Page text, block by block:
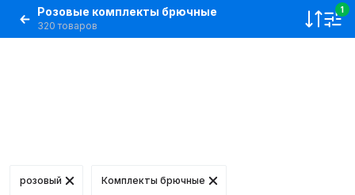
Розовые комплекты брючные
320 товаров
1
розовый Комплекты брючные